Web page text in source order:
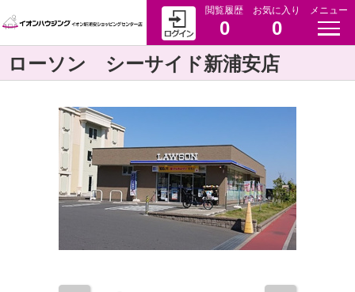
閲覧履歴
0
お気に入り
0
メニュー
ローソン シーサイド新浦安店